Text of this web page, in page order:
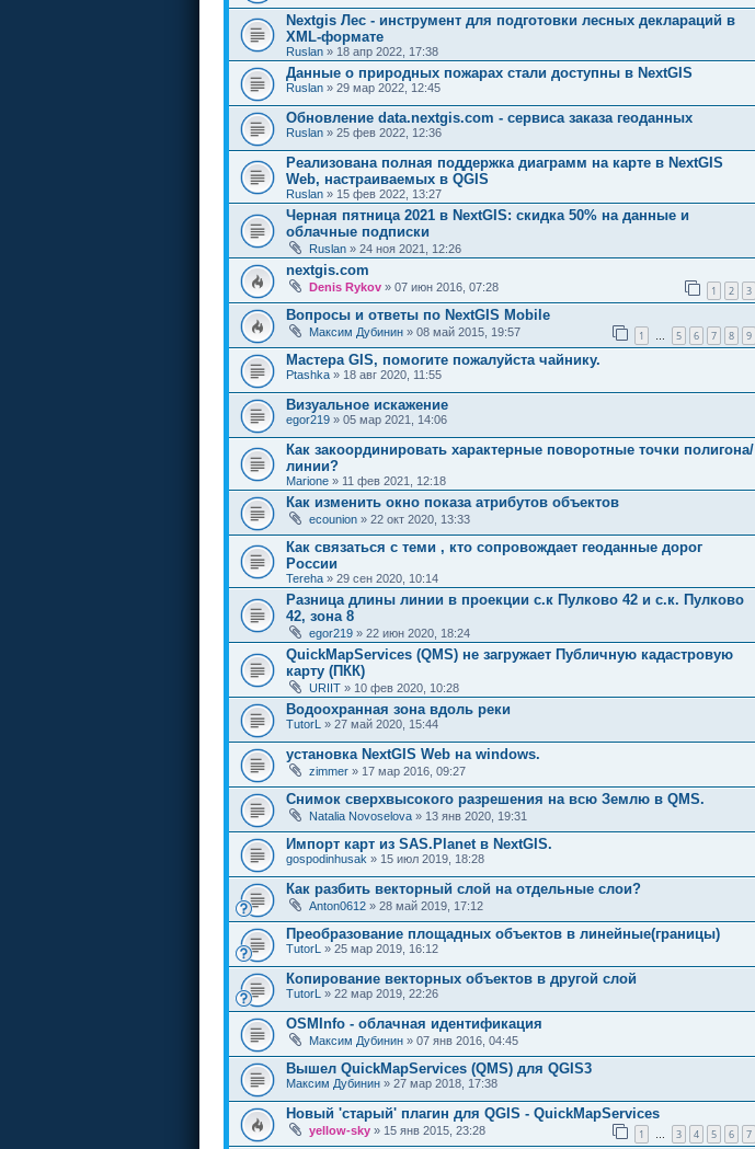
Nextgis Лес - инструмент для подготовки лесных деклараций в
XML-формате
Ruslan » 18 апр 2022, 17:38
Данные о природных пожарах стали доступны в NextGIS
Ruslan » 29 мар 2022, 12:45
Обновление data.nextgis.com - сервиса заказа геоданных
Ruslan » 25 фев 2022, 12:36
Реализована полная поддержка диаграмм на карте в NextGIS
Web, настраиваемых в QGIS
Ruslan » 15 фев 2022, 13:27
Черная пятница 2021 в NextGIS: скидка 50% на данные и
облачные подписки
Ruslan » 24 ноя 2021, 12:26
nextgis.com
Denis Rykov » 07 июн 2016, 07:28 1 2 3
Вопросы и ответы по NextGIS Mobile
Максим Дубинин » 08 май 2015, 19:57 1 … 5 6 7 8 9
Мастера GIS, помогите пожалуйста чайнику.
Ptashka » 18 авг 2020, 11:55
Визуальное искажение
egor219 » 05 мар 2021, 14:06
Как закоординировать характерные поворотные точки полигона/
линии?
Marione » 11 фев 2021, 12:18
Как изменить окно показа атрибутов объектов
ecounion » 22 окт 2020, 13:33
Как связаться с теми , кто сопровождает геоданные дорог
России
Tereha » 29 сен 2020, 10:14
Разница длины линии в проекции с.к Пулково 42 и с.к. Пулково
42, зона 8
egor219 » 22 июн 2020, 18:24
QuickMapServices (QMS) не загружает Публичную кадастровую
карту (ПКК)
URIIT » 10 фев 2020, 10:28
Водоохранная зона вдоль реки
TutorL » 27 май 2020, 15:44
установка NextGIS Web на windows.
zimmer » 17 мар 2016, 09:27
Снимок сверхвысокого разрешения на всю Землю в QMS.
Natalia Novoselova » 13 янв 2020, 19:31
Импорт карт из SAS.Planet в NextGIS.
gospodinhusak » 15 июл 2019, 18:28
Как разбить векторный слой на отдельные слои?
Anton0612 » 28 май 2019, 17:12
Преобразование площадных объектов в линейные(границы)
TutorL » 25 мар 2019, 16:12
Копирование векторных объектов в другой слой
TutorL » 22 мар 2019, 22:26
OSMInfo - облачная идентификация
Максим Дубинин » 07 янв 2016, 04:45
Вышел QuickMapServices (QMS) для QGIS3
Максим Дубинин » 27 мар 2018, 17:38
Новый 'старый' плагин для QGIS - QuickMapServices
yellow-sky » 15 янв 2015, 23:28 1 … 3 4 5 6 7